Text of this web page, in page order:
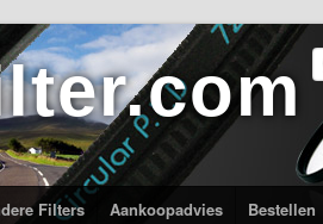
Filters Aankoopadvies Bestellen